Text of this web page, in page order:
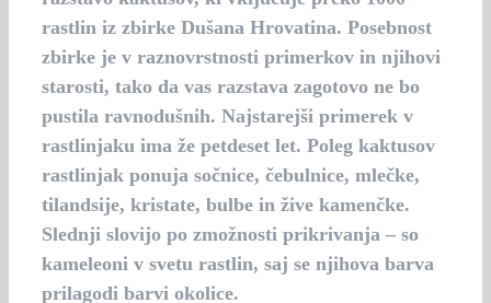
rastlin iz zbirke Dušana Hrovatina. Posebnost
zbirke je v raznovrstnosti primerkov in njihovi
starosti, tako da vas razstava zagotovo ne bo
pustila ravnodušnih. Najstarejši primerek v
rastlinjaku ima že petdeset let. Poleg kaktusov
rastlinjak ponuja sočnice, čebulnice, mlečke,
tilandsije, kristate, bulbe in žive kamenčke.
Slednji slovijo po zmožnosti prikrivanja – so
kameleoni v svetu rastlin, saj se njihova barva
prilagodi barvi okolice.